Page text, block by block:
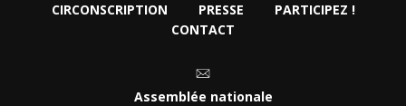
CIRCONSCRIPTION
PRESSE
PARTICIPEZ !
CONTACT
Assemblée nationale